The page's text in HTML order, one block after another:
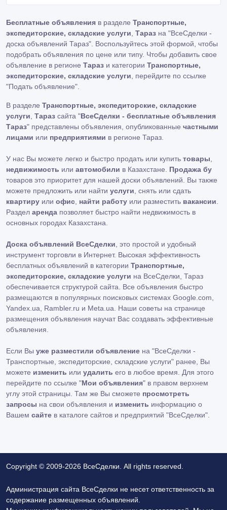
Бесплатные объявления в разделе Транспортные,
экспедиторские, складские услуги Тараз на "ВсеСделки -
доска объявлений Тараз". Воспользуйтесь этой формой, чтобы
подобрать объявления по цене или типу. Чтобы добавить свое
объявление в регионе Тараз и категории Транспортные,
экспедиторские, складские услуги , перейдите по ссылке
"Подать объявление"
В разделе Транспортные, экспедиторские, складские
услуги Тараз сайта "ВсеСделки - бесплатные объявления
Тараз" представлены объявления, опубликованные частными
лицами или предприятиями в регионе Тараз.
У нас Вы можете легко и быстро продать или купить товары
недвижимость или автомобили в Казахстане. Продажа бу
товаров это приоритет для нашей доски объявлений. Вы также
можете предложить или найти услуги , снять или сдать
квартиру или офис найти работу или разместить вакансии
Раздел аренда позволяет быстро найти недвижимость в
основных городах Казахстана.
Доска объявлений ВсеСделки , это простой и удобный
инструмент торговли в Интернет. Высокая эффективность
бесплатных объявлений в категории Транспортные,
экспедиторские, складские услуги на ВсеСделки, Тараз
обеспечивается структурой сайта. Все объявления быстро
размещаются в популярных поисковых системах Google.com,
Yandex.ua, Rambler.ru и Meta.ua. Наши советы на странице
размещения объявления научат Вас создавать эффективные
объявления.
Если Вы уже разместили объявление на "ВсеСделки -
Транспортные, экспедиторские, складские услуги" ранее, Вы
можете изменить или удалить его в любое время. Для этого
перейдите по ссылке "Мои объявления" в правом верхнем
углу этой страницы. Там же Вы сможете просмотреть
запросы на свои объявления и изменить информацию о
Вашем сайте в каталоге сайтов и предприятий "ВсеСделки".
Copyright © 2009-2026 ВсеСделки. All rights reserved.
Администрация сайта ВсеСделки не несет ответственность за
содержание размещенных объявлений.